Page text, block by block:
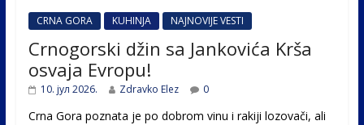
CRNA GORA KUHINJA NAJNOVIJE VESTI
Crnogorski džin sa Jankovića Krša
osvaja Evropu!
10. јул 2026. Zdravko Elez 0
Crna Gora poznata je po dobrom vinu i rakiji lozovači, ali